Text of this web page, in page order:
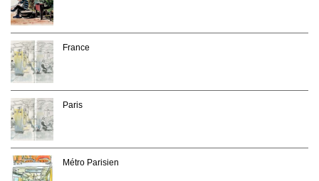
France
Paris
Métro Parisien